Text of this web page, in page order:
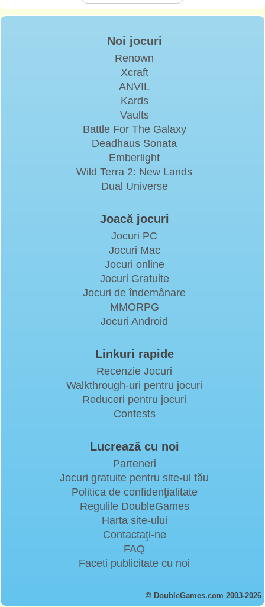
Noi jocuri
Renown
Xcraft
ANVIL
Kards
Vaults
Battle For The Galaxy
Deadhaus Sonata
Emberlight
Wild Terra 2: New Lands
Dual Universe
Joacă jocuri
Jocuri PC
Jocuri Mac
Jocuri online
Jocuri Gratuite
Jocuri de îndemânare
MMORPG
Jocuri Android
Linkuri rapide
Recenzie Jocuri
Walkthrough-uri pentru jocuri
Reduceri pentru jocuri
Contests
Lucrează cu noi
Parteneri
Jocuri gratuite pentru site-ul tău
Politica de confidenţialitate
Regulile DoubleGames
Harta site-ului
Contactaţi-ne
FAQ
Faceti publicitate cu noi
© DoubleGames.com 2003-2026